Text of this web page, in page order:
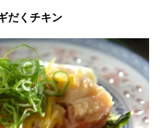
だくチキン